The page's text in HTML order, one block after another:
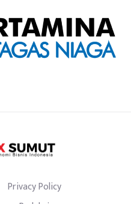
Privacy Policy